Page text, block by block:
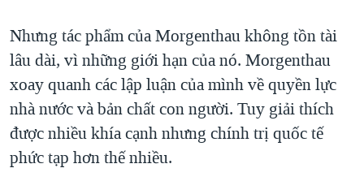
Nhưng tác phẩm của Morgenthau không tồn tài
lâu dài, vì những giới hạn của nó. Morgenthau
xoay quanh các lập luận của mình về quyền lực
nhà nước và bản chất con người. Tuy giải thích
được nhiều khía cạnh nhưng chính trị quốc tế
phức tạp hơn thế nhiều.